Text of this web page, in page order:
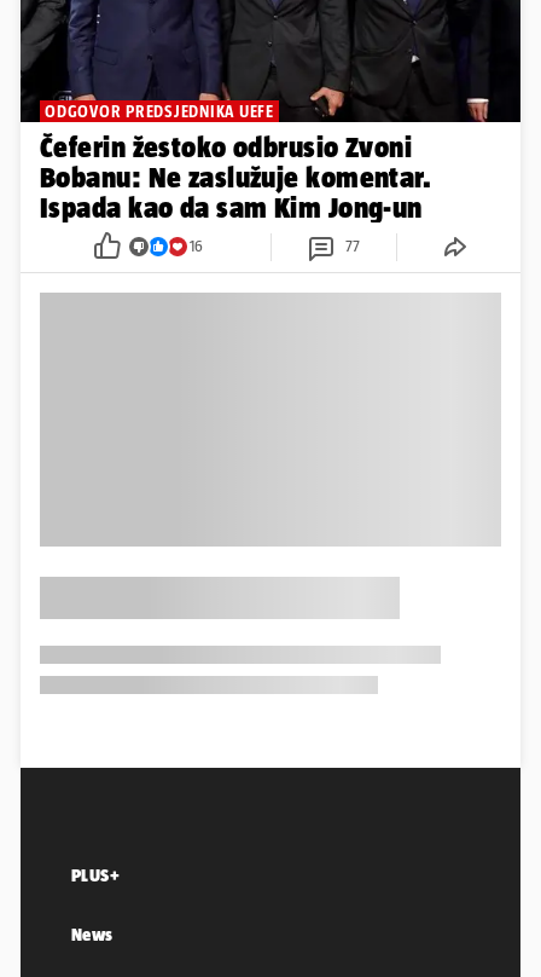
ODGOVOR PREDSJEDNIKA UEFE
Čeferin žestoko odbrusio Zvoni
Bobanu: Ne zaslužuje komentar.
Ispada kao da sam Kim Jong-un
16 77
PLUS+
News